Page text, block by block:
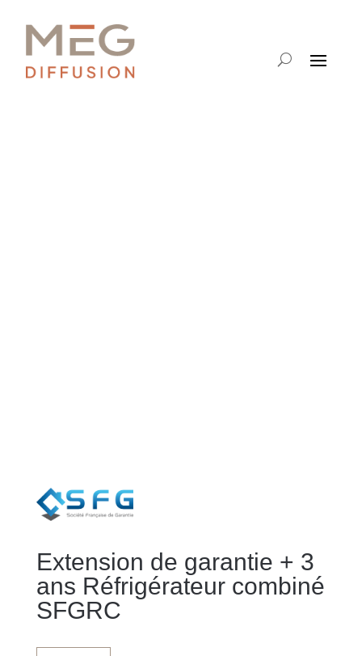
Extension de garantie + 3
ans Réfrigérateur combiné
SFGRC